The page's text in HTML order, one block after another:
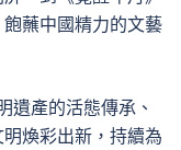
飽蘸中國精力的文藝
遺產的活態傳承、
煥彩出新，持續為